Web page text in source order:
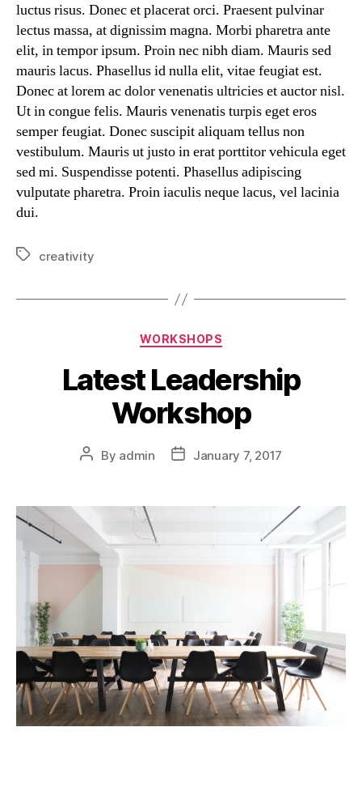
luctus risus. Donec et placerat orci. Praesent pulvinar
lectus massa, at dignissim magna. Morbi pharetra ante
elit, in tempor ipsum. Proin nec nibh diam. Mauris sed
mauris lacus. Phasellus id nulla elit, vitae feugiat est.
Donec at lorem ac dolor venenatis ultricies et auctor nisl.
Ut in congue felis. Mauris venenatis turpis eget eros
semper feugiat. Donec suscipit aliquam tellus non
vestibulum. Mauris ut justo in erat porttitor vehicula eget
sed mi. Suspendisse potenti. Phasellus adipiscing
vulputate pharetra. Proin iaculis neque lacus, vel lacinia
dui.
creativity
WORKSHOPS
Latest Leadership
Workshop
By admin January 7, 2017